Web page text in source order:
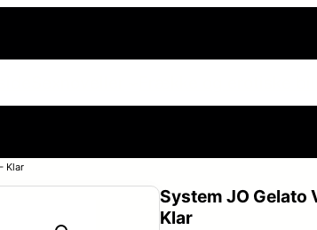
Klar
System JO Gelato
Klar